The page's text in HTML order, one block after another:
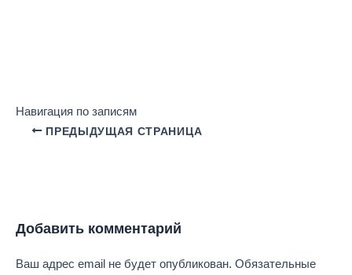
Навигация по записям
ПРЕДЫДУЩАЯ СТРАНИЦА
Добавить комментарий
Ваш адрес email не будет опубликован. Обязательные